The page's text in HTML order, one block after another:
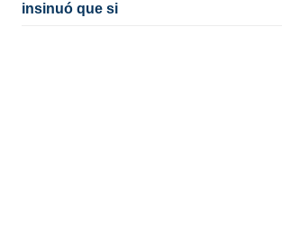
insinuó que si